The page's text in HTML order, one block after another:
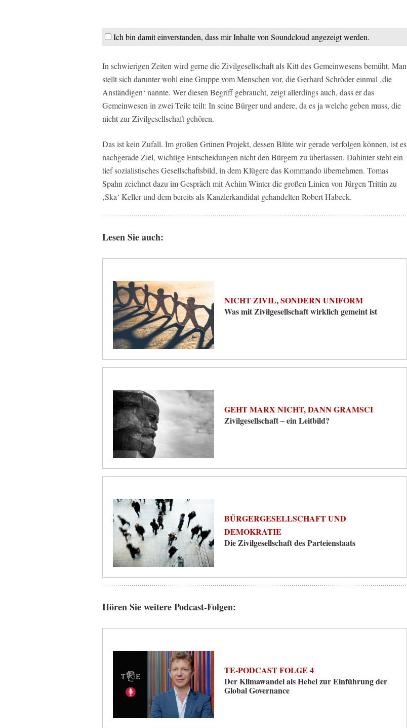
Ich bin damit einverstanden, dass mir Inhalte von Soundcloud angezeigt werden.
In schwierigen Zeiten wird gerne die Zivilgesellschaft als Kitt des Gemeinwesens bemüht. Man
stellt sich darunter wohl eine Gruppe vom Menschen vor, die Gerhard Schröder einmal ‚die
Anständigen‘ nannte. Wer diesen Begriff gebraucht, zeigt allerdings auch, dass er das
Gemeinwesen in zwei Teile teilt: In seine Bürger und andere, da es ja welche geben muss, die
nicht zur Zivilgesellschaft gehören.
Das ist kein Zufall. Im großen Grünen Projekt, dessen Blüte wir gerade verfolgen können, ist es
nachgerade Ziel, wichtige Entscheidungen nicht den Bürgern zu überlassen. Dahinter steht ein
tief sozialistisches Gesellschaftsbild, in dem Klügere das Kommando übernehmen. Tomas
Spahn zeichnet dazu im Gespräch mit Achim Winter die großen Linien von Jürgen Trittin zu
‚Ska‘ Keller und dem bereits als Kanzlerkandidat gehandelten Robert Habeck.
Lesen Sie auch:
NICHT ZIVIL, SONDERN UNIFORM
Was mit Zivilgesellschaft wirklich gemeint ist
GEHT MARX NICHT, DANN GRAMSCI
Zivilgesellschaft – ein Leitbild?
BÜRGERGESELLSCHAFT UND
DEMOKRATIE
Die Zivilgesellschaft des Parteienstaats
Hören Sie weitere Podcast-Folgen:
TE-PODCAST FOLGE 4
Der Klimawandel als Hebel zur Einführung der
Global Governance